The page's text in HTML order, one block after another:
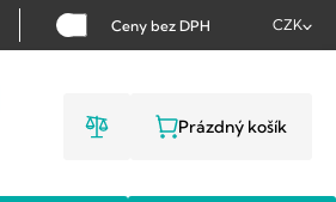
Ceny bez DPH CZK
NÁKUPNÍ
Prázdný košík